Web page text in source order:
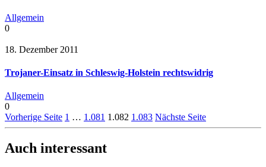
Allgemein
0
18. Dezember 2011
Trojaner-Einsatz in Schleswig-Holstein rechtswidrig
Allgemein
0
Vorherige Seite 1 … 1.081 1.082 1.083 Nächste Seite
Auch interessant